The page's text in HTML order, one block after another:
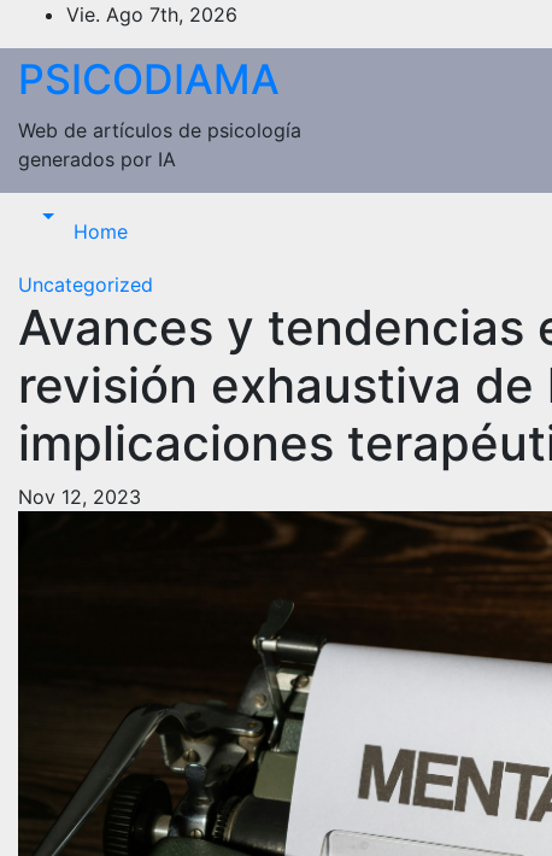
Saltar
al
contenido
Vie. Ago 7th, 2026
PSICODIAMA
Web de artículos de psicología
generados por IA
Home
Uncategorized
Avances y tendencias
revisión exhaustiva
implicaciones
Nov 12, 2023